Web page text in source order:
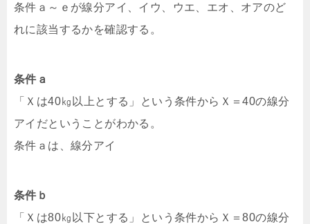
条件ａ～ｅが線分アイ、イウ、ウエ、エオ、オアのど
れに該当するかを確認する。
条件ａ
「Ｘは40㎏以上とする」という条件からＸ＝40の線分
アイだということがわかる。
条件ａは、線分アイ
条件ｂ
「Ｘは80㎏以下とする」という条件からＸ＝80の線分